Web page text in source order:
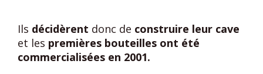
Ils décidèrent donc de construire leur cave
et les premières bouteilles ont été
commercialisées en 2001.